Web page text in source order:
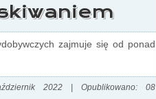
zajmuje się od ponad
2022 |Opublikowano: 08